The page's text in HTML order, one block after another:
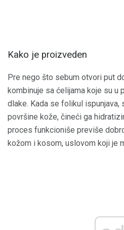
Kako je proizveden
Pre nego što sebum otvori put
kombinuje sa ćelijama koje su u
dlake. Kada se folikul ispunjava,
površine kože, čineći ga
proces funkcioniše previše
kožom i kosom, uslovom koji je